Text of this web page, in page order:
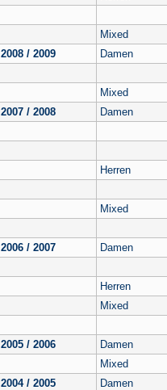
Mixed
2008 / 2009
Damen
Mixed
2007 / 2008
Damen
Herren
Mixed
2006 / 2007 Damen
Herren
Mixed
2005 / 2006
Damen
Mixed
2004 / 2005
Damen